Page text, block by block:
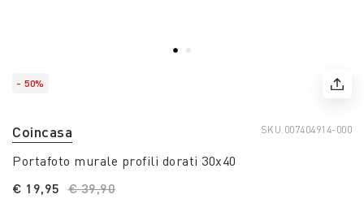
- 50%
Coincasa SKU. 007404914-000
Portafoto murale profili dorati 30x40
Price reduced from
€ 39,90
€ 19,95